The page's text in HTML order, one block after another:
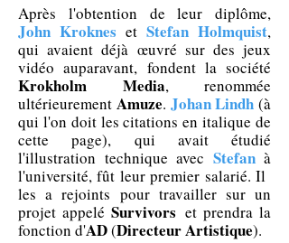
Après l'obtention de leur diplôme,
John Kroknes et Stefan Holmquist,
qui avaient déjà œuvré sur des jeux
vidéo auparavant, fondent la société
Krokholm Media, renommée
ultérieurement Amuze. Johan Lindh (à
qui l'on doit les citations en italique de
cette page), qui avait étudié
l'illustration technique avec Stefanà
l'université, fût leur premier salarié. Il
les a rejoints pour travailler sur un
projet appeléSurvivors et prendra la
fonction d'AD(Directeur Artistique).